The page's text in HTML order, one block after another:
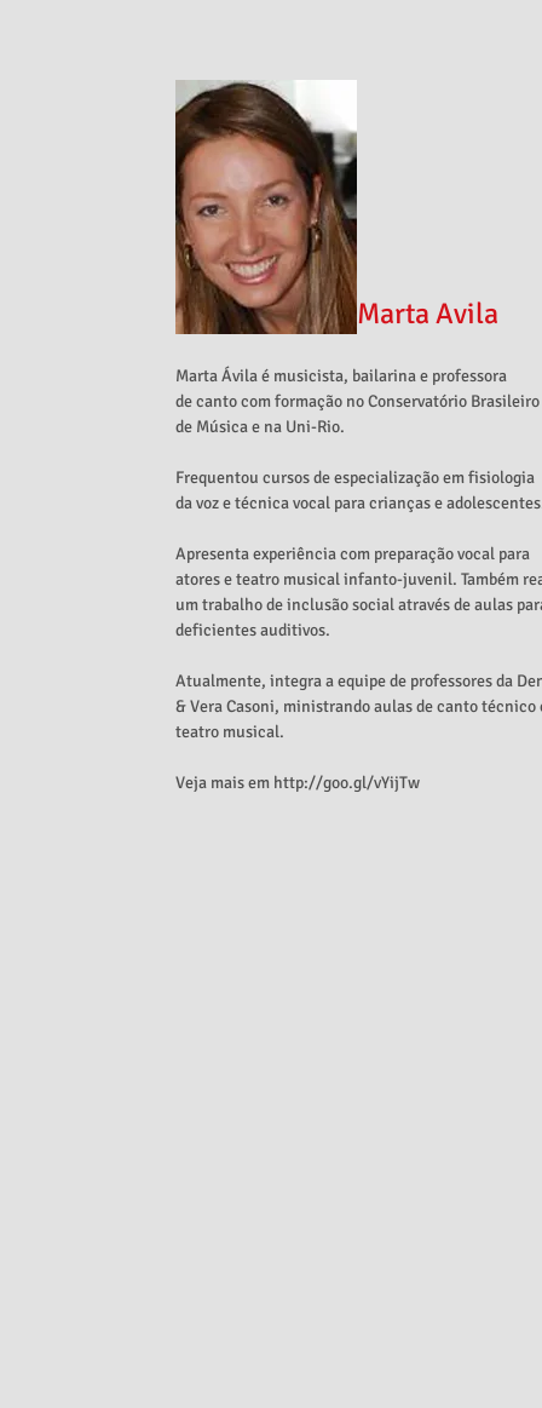
Marta Avila
Marta Ávila é musicista, bailarina e professora
de canto com formação no Conservatório Brasileiro
de Música e na Uni-Rio.
Frequentou cursos de especialização em fisiologia
da voz e técnica vocal para crianças e
Apresenta experiência com preparação vocal para
atores e teatro musical infanto-juvenil. Também
um trabalho de inclusão social através de aulas
deficientes auditivos.
Atualmente, integra a equipe de professores da
& Vera Casoni, ministrando aulas de canto técnico
teatro musical.
Veja mais em http://goo.gl/vYijTw